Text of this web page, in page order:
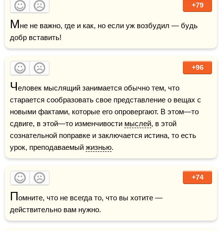
+79
Мне не важно, где и как, но если уж возбудил — будь
добр вставить!
+96
Человек мыслящий занимается обычно тем, что
старается сообразовать свое представление о вещах с
новыми фактами, которые его опровергают. В этом—то
сдвиге, в этой—то изменчивости мыслей, в этой
сознательной поправке и заключается истина, то есть
урок, преподаваемый жизнью.
+74
Помните, что не всегда то, что вы хотите —
действительно вам нужно.